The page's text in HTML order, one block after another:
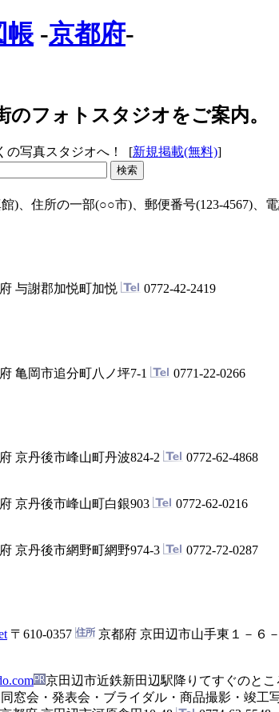
帳 -京都府-
のフォトスタジオをご案内。
の写真スタジオへ！ [新規掲載(無料)]
)、住所の一部(○○市)、郵便番号(123-4567)、
与謝郡加悦町加悦 0772-42-2419
亀岡市追分町八ノ坪7-1 0771-22-0266
京丹後市峰山町丹波824-2 0772-62-4868
京丹後市峰山町白銀903 0772-62-0216
京丹後市網野町網野974-3 0772-72-0287
〒610-0357 京都府 京田辺市山手東１－６
京田辺市近鉄新田辺駅降りてすぐのと
窓会・発表会・ブライダル・商品撮影・竣